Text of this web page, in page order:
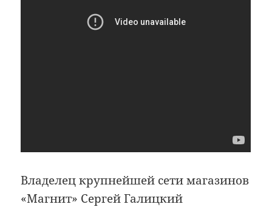
Владелец крупнейшей сети магазинов
«Магнит» Сергей Галицкий